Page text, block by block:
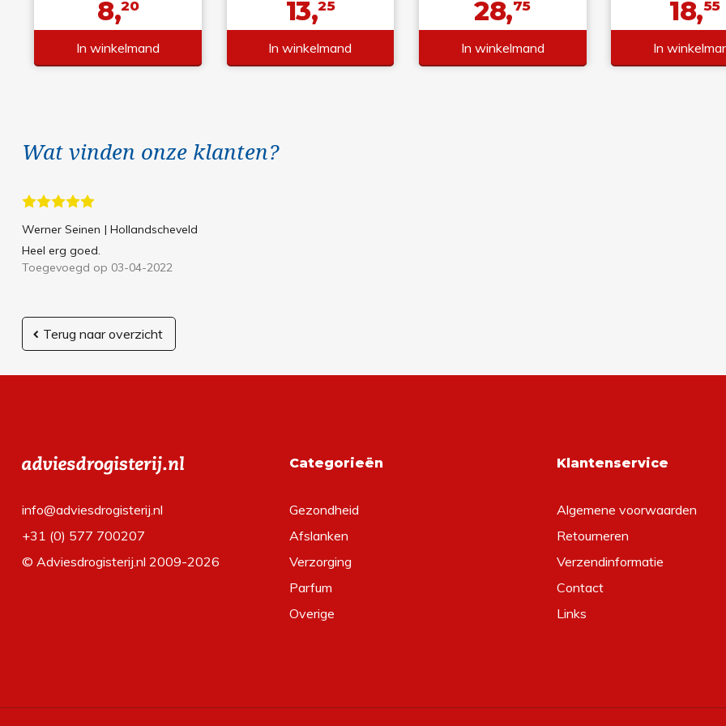
8,20
In winkelmand
13,25
In winkelmand
28,75
In winkelmand
18,55
In
Wat vinden onze klanten?
Werner Seinen | Hollandscheveld
Heel erg goed.
Toegevoegd op 03-04-2022
Terug naar overzicht
info@adviesdrogisterij.nl
+31 (0) 577 700207
© Adviesdrogisterij.nl 2009-2026
Categorieën
Gezondheid
Afslanken
Verzorging
Parfum
Overige
Klantenservice
Algemene voorwaarden
Retourneren
Verzendinformatie
Contact
Links